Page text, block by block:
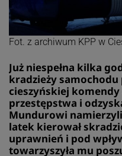
Fot. z archiwum KPP w
Już niespełna kilka
kradzieży
cieszyńskiej
przestępstwa i
Mundurowi
latek kierował
uprawnień i pod
towarzyszyła mu